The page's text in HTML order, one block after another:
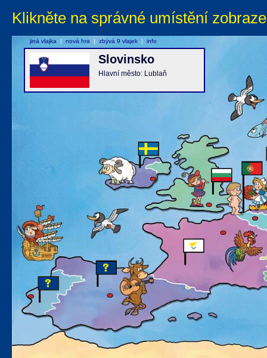
Klikněte na správné umístění
Slovinsko
Hlavní město: Lublaň
jiná vlajka | nová hra | zbývá 9 vlajek | info